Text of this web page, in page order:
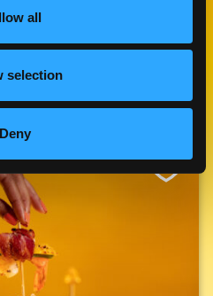
all
selection
Deny